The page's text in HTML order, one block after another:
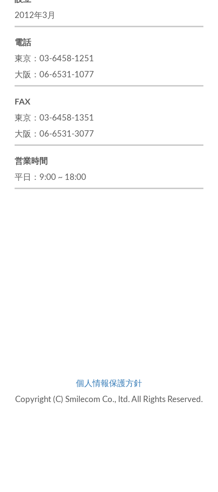
2012年3月
電話
東京：03-6458-1251
大阪：06-6531-1077
FAX
東京：03-6458-1351
大阪：06-6531-3077
営業時間
平日：9:00 ~ 18:00
個人情報保護方針
Copyright (C) Smilecom Co., ltd. All Rights Reserved.